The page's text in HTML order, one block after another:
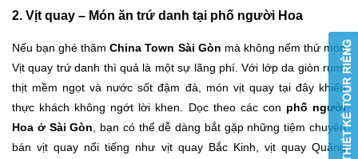
2. Vịt quay – Món ăn trứ danh tại phố người Hoa
Nếu bạn ghé thămChina Town Sài Gòn mà không nếm thử món
Vịt quay trứ danh thì quả là một sự lãng phí. Với lớp da giòn rụm,
thịt mềm ngọt và nước sốt đậm đà, món vịt quay tại đây khiến
thực khách không ngớt lời khen. Dọc theo các con phố người
Hoa ở Sài Gòn, bạn có thể dễ dàng bắt gặp những tiệm chuyên
bán vịt quay nổi tiếng như vịt quay Bắc Kinh, vịt quay Quảng